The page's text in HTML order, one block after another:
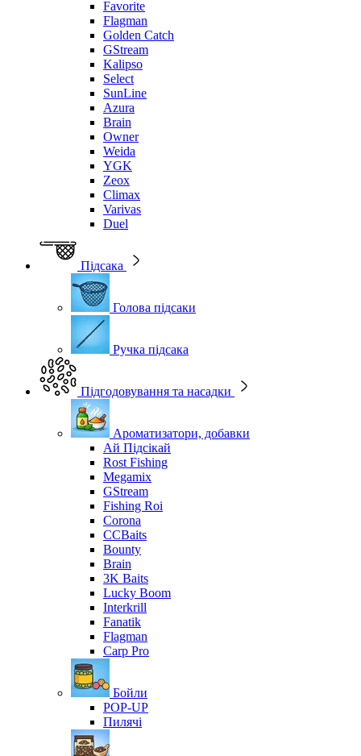
Favorite
Flagman
Golden Catch
GStream
Kalipso
Select
SunLine
Azura
Brain
Owner
Weida
YGK
Zeox
Climax
Varivas
Duel
Підсака
Голова підсаки
Ручка підсака
Підгодовування та насадки
Ароматизатори, добавки
Ай Підсікай
Rost Fishing
Megamix
GStream
Fishing Roi
Corona
CCBaits
Bounty
Brain
3K Baits
Lucky Boom
Interkrill
Fanatik
Flagman
Carp Pro
Бойли
POP-UP
Пилячі